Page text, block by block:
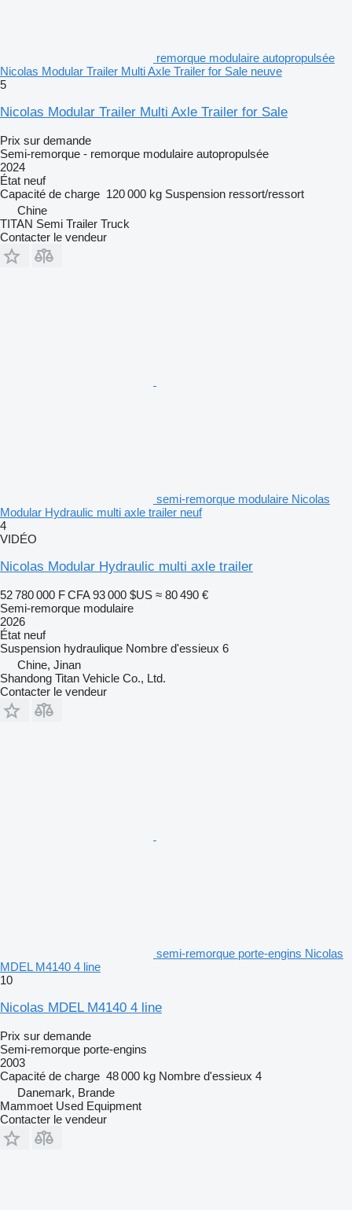
remorque modulaire autopropulsée
Nicolas Modular Trailer Multi Axle Trailer for Sale neuve
5
Nicolas Modular Trailer Multi Axle Trailer for Sale
Prix sur demande
Semi-remorque - remorque modulaire autopropulsée
2024
État neuf
Capacité de charge 120 000 kg Suspension ressort/ressort
Chine
TITAN Semi Trailer Truck
Contacter le vendeur
semi-remorque modulaire Nicolas
Modular Hydraulic multi axle trailer neuf
4
VIDÉO
Nicolas Modular Hydraulic multi axle trailer
52 780 000 F CFA 93 000 $US ≈ 80 490 €
Semi-remorque modulaire
2026
État neuf
Suspension hydraulique Nombre d'essieux 6
Chine, Jinan
Shandong Titan Vehicle Co., Ltd.
Contacter le vendeur
semi-remorque porte-engins Nicolas
MDEL M4140 4 line
10
Nicolas MDEL M4140 4 line
Prix sur demande
Semi-remorque porte-engins
2003
Capacité de charge 48 000 kg Nombre d'essieux 4
Danemark, Brande
Mammoet Used Equipment
Contacter le vendeur